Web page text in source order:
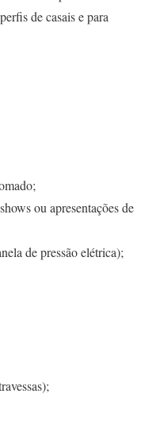
de casais e para
ou apresentações de
de pressão elétrica);